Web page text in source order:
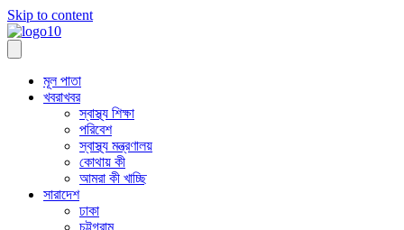
Skip to content
মূল পাতা
খবরাখবর
স্বাস্থ্য শিক্ষা
পরিবেশ
স্বাস্থ্য মন্ত্রণালয়
কোথায় কী
আমরা কী খাচ্ছি
সারাদেশ
ঢাকা
চট্টগ্রাম